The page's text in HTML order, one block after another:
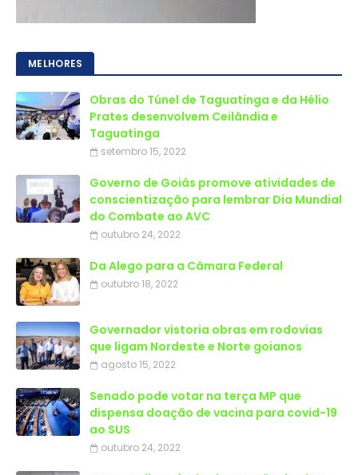
MELHORES
Obras do Túnel de Taguatinga e da Hélio
Prates desenvolvem Ceilândia e
Taguatinga
setembro 15, 2022
Governo de Goiás promove atividades de
conscientização para lembrar Dia Mundial
do Combate ao AVC
outubro 24, 2022
Da Alego para a Câmara Federal
outubro 18, 2022
Governador vistoria obras em rodovias
que ligam Nordeste e Norte goianos
agosto 15, 2022
Senado pode votar na terça MP que
dispensa doação de vacina para covid-19
ao SUS
outubro 24, 2022